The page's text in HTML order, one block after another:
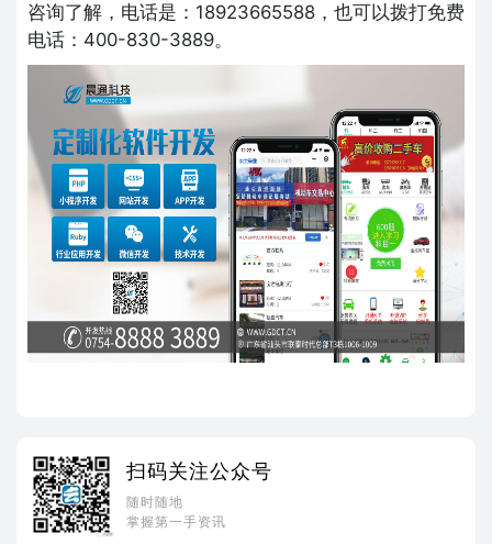
咨询了解，电话是：18923665588，也可以拨打免费
电话：400-830-3889。
扫码关注公众号
随时随地
掌握第一手资讯